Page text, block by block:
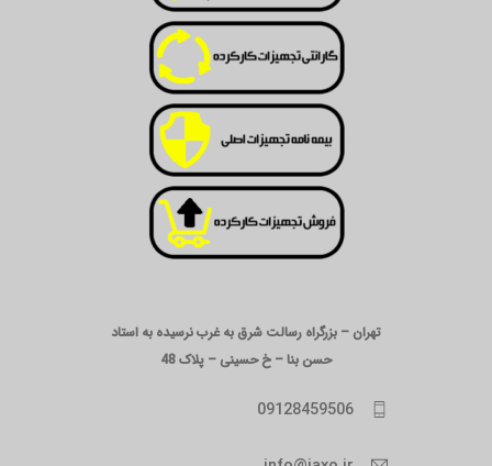
تهران – بزرگراه رسالت شرق به غرب نرسیده به استاد
حسن بنا – خ حسینی – پلاک 48
09128459506